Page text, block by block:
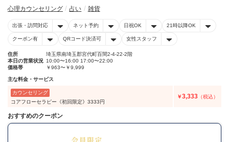
心理カウンセリング 占い 雑貨
出張・訪問対応 ネット予約 日祝OK 21時以降OK
クーポン有 QRコード決済可 女性スタッフ
住所
埼玉県南埼玉郡宮代町百間2-4-22-2階
本日の営業状況 10:00〜16:00 17:00〜22:00
価格帯
￥963〜￥9,999
主な料金・サービス
カウンセリング
コアフローセラピー《初回限定》3333円
￥3,333 （税込）
おすすめのクーポン